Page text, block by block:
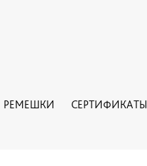
РЕМЕШКИ СЕРТИФИКАТЫ